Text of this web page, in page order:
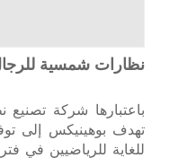
نظارات شمسية
باعتبارها شركة
تهدف بوهينيكس إلى
للغاية للرياضيين في